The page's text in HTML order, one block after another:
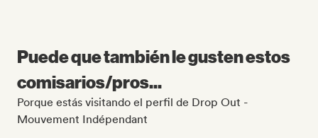
Puede que también le gusten estos
comisarios/pros...
Porque estás visitando el perfil de Drop Out -
Mouvement Indépendant